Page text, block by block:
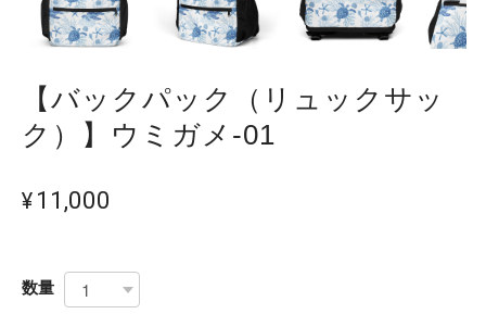
【バックパック（リュックサッ
ク）】ウミガメ-01
¥11,000
数量